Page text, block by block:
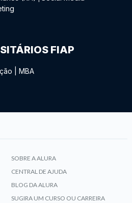
FIAP
MBA
SOBRE A ALURA
CENTRAL DE AJUDA
BLOG DA ALURA
SUGIRA UM CURSO OU CARREIRA